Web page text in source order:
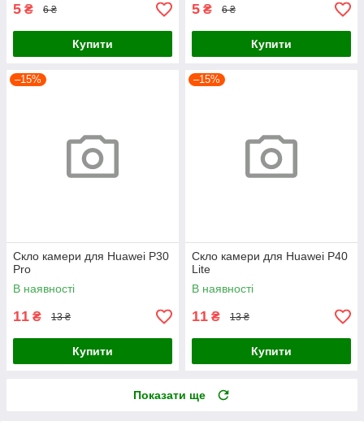
5 ₴ 6 ₴
Купити
5 ₴ 6 ₴
Купити
–15%
Скло камери для Huawei P30
Pro
В наявності
11 ₴ 13 ₴
Купити
–15%
Скло камери для Huawei P40
Lite
В наявності
11 ₴ 13 ₴
Купити
Показати ще